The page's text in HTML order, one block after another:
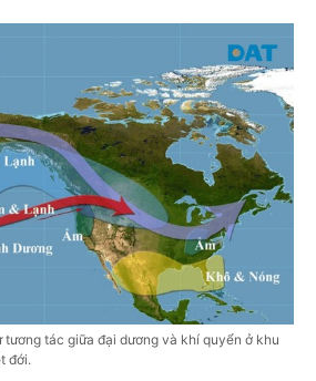
tương tác giữa đại dương và khí quyển ở khu
đới.